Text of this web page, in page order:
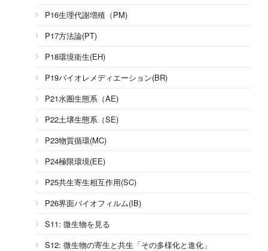
P16生理代謝増殖（PM)
P17方法論(PT)
P18環境衛生(EH)
P19バイオレメディエーション(BR)
P21水圏生態系（AE)
P22土壌生態系（SE)
P23物質循環(MC)
P24極限環境(EE)
P25共生寄生相互作用(SC)
P26界面バイオフィルム(IB)
S11: 微生物を見る
S12: 微生物の寄生と共生「その多様化と進化」